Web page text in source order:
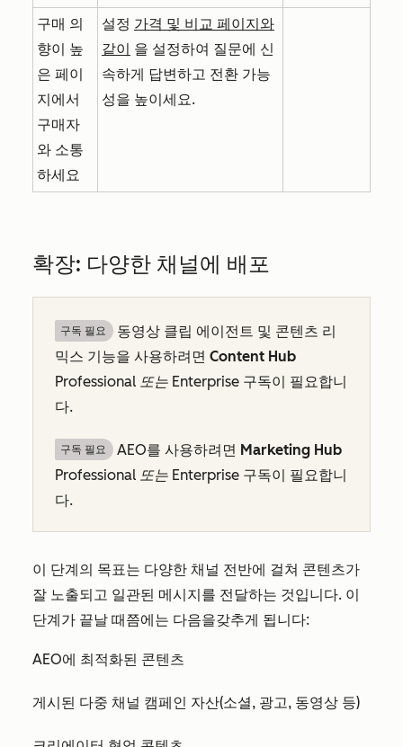
구매 의
향이 높
은 페이
지에서
구매자
와 소통
하세요
설정 가격 및 비교 페이지와
같이 을 설정하여 질문에 신
속하게 답변하고 전환 가능
성을 높이세요.
확장: 다양한 채널에 배포
구독 필요
동영상 클립 에이전트 및 콘텐츠 리
믹스 기능을 사용하려면 Content Hub
Professional 또는 Enterprise 구독이 필요합니
다.
구독 필요 AEO를 사용하려면 Marketing Hub
Professional 또는 Enterprise 구독이 필요합니
다.
이 단계의 목표는 다양한 채널 전반에 걸쳐 콘텐츠가
잘 노출되고 일관된 메시지를 전달하는 것입니다. 이
단계가 끝날 때쯤에는 다음을갖추게 됩니다:
AEO에 최적화된 콘텐츠
게시된 다중 채널 캠페인 자산(소셜, 광고, 동영상 등)